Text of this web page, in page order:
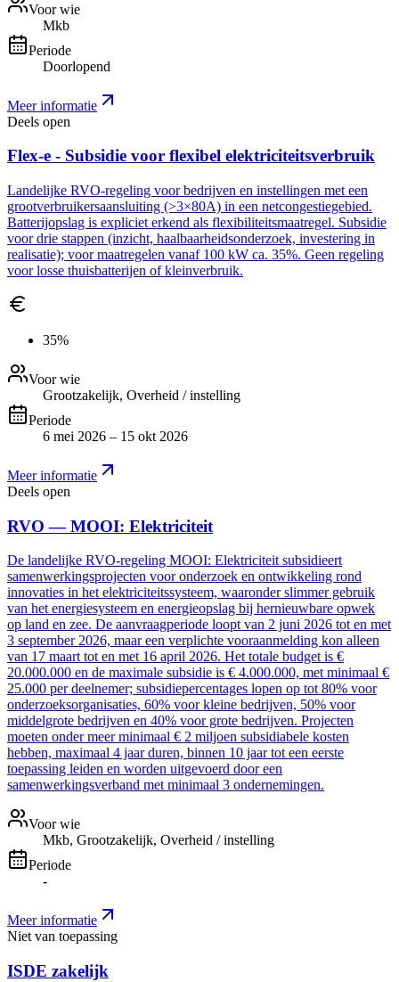
Voor wie
Mkb
Periode
Doorlopend
Meer informatie
Deels open
Flex-e - Subsidie voor flexibel elektriciteitsverbruik
Landelijke RVO-regeling voor bedrijven en instellingen met een
grootverbruikersaansluiting (>3×80A) in een netcongestiegebied.
Batterijopslag is expliciet erkend als flexibiliteitsmaatregel. Subsidie
voor drie stappen (inzicht, haalbaarheidsonderzoek, investering in
realisatie); voor maatregelen vanaf 100 kW ca. 35%. Geen regeling
voor losse thuisbatterijen of kleinverbruik.
35%
Voor wie
Grootzakelijk, Overheid / instelling
Periode
6 mei 2026 – 15 okt 2026
Meer informatie
Deels open
RVO — MOOI: Elektriciteit
De landelijke RVO-regeling MOOI: Elektriciteit subsidieert
samenwerkingsprojecten voor onderzoek en ontwikkeling rond
innovaties in het elektriciteitssysteem, waaronder slimmer gebruik
van het energiesysteem en energieopslag bij hernieuwbare opwek
op land en zee. De aanvraagperiode loopt van 2 juni 2026 tot en met
3 september 2026, maar een verplichte vooraanmelding kon alleen
van 17 maart tot en met 16 april 2026. Het totale budget is €
20.000.000 en de maximale subsidie is € 4.000.000, met minimaal €
25.000 per deelnemer; subsidiepercentages lopen op tot 80% voor
onderzoeksorganisaties, 60% voor kleine bedrijven, 50% voor
middelgrote bedrijven en 40% voor grote bedrijven. Projecten
moeten onder meer minimaal € 2 miljoen subsidiabele kosten
hebben, maximaal 4 jaar duren, binnen 10 jaar tot een eerste
toepassing leiden en worden uitgevoerd door een
samenwerkingsverband met minimaal 3 ondernemingen.
Voor wie
Mkb, Grootzakelijk, Overheid / instelling
Periode
-
Meer informatie
Niet van toepassing
ISDE zakelijk